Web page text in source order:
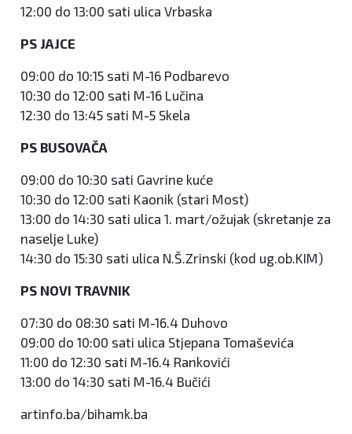
12:00 do 13:00 sati ulica Vrbaska
PS JAJCE
09:00 do 10:15 sati M-16 Podbarevo
10:30 do 12:00 sati M-16 Lučina
12:30 do 13:45 sati M-5 Skela
PS BUSOVAČA
09:00 do 10:30 sati Gavrine kuće
10:30 do 12:00 sati Kaonik (stari Most)
13:00 do 14:30 sati ulica 1. mart/ožujak (skretanje za
naselje Luke)
14:30 do 15:30 sati ulica N.Š.Zrinski (kod ug.ob.KIM)
PS NOVI TRAVNIK
07:30 do 08:30 sati M-16.4 Duhovo
09:00 do 10:00 sati ulica Stjepana Tomaševića
11:00 do 12:30 sati M-16.4 Rankovići
13:00 do 14:30 sati M-16.4 Bučići
artinfo.ba/bihamk.ba